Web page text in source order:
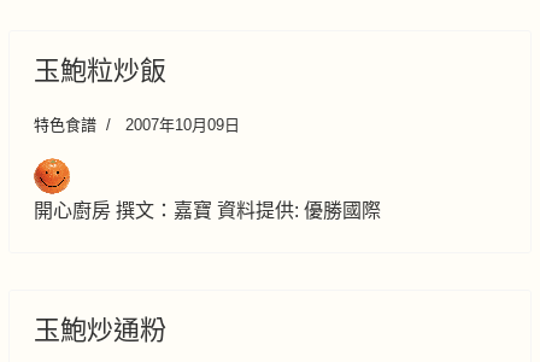
玉鮑粒炒飯
特色食譜 2007年10月09日
開心廚房 撰文：嘉寶 資料提供: 優勝國際
玉鮑炒通粉